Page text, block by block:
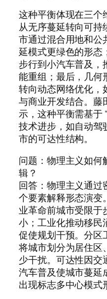
这种平衡体现在三个
从无序蔓延转向可持
市通过混合用地和公
延模式更绿色的形态
步行到小汽车普及，
能重组；最后，几何
转向动态网络优化，
与商业开发结合。藤
示，这种平衡需基于
技术进步，如自动驾
市的可达性结构。
问题：物理主义如何
辑？
回答：物理主义通过
个要素解释形态演变
业革命前城市受限
小；工业化推动移民
促使规划干预。分区
将城市划分为居住区
少干扰。可达性因
汽车普及使城市蔓延
出现标志多中心模式